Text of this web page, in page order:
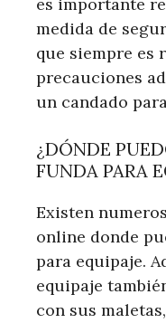
medida de
que siempre es
precauciones
un candado
¿DÓNDE
FUNDA PARA
Existen
online donde
para equipaje.
equipaje
con sus